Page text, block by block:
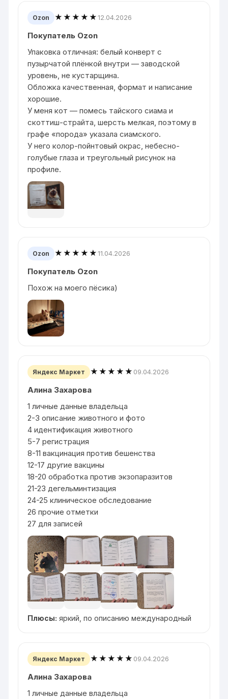
Ozon ★★★★★12.04.2026
Покупатель Ozon
Упаковка отличная: белый конверт с
пузырчатой плёнкой внутри — заводской
уровень, не кустарщина.
Обложка качественная, формат и написание
хорошие.
У меня кот — помесь тайского сиама и
скоттиш-страйта, шерсть мелкая, поэтому в
графе «порода» указала сиамского.
У него колор-пойнтовый окрас, небесно-
голубые глаза и треугольный рисунок на
профиле.
Ozon ★★★★★11.04.2026
Покупатель Ozon
Похож на моего пёсика)
Яндекс Маркет ★★★★★ 09.04.2026
Алина Захарова
1 личные данные владельца
2-3 описание животного и фото
4 идентификация животного
5-7 регистрация
8-11 вакцинация против бешенства
12-17 другие вакцины
18-20 обработка против экзопаразитов
21-23 дегельминтизация
24-25 клиническое обследование
26 прочие отметки
27 для записей
Плюсы: яркий, по описанию международный
Яндекс Маркет ★★★★★ 09.04.2026
Алина Захарова
1 личные данные владельца